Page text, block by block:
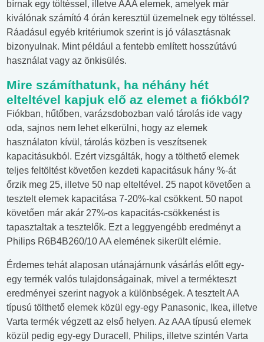
bírnak egy töltéssel, illetve AAA elemek, amelyek már
kiválónak számító 4 órán keresztül üzemelnek egy töltéssel.
Ráadásul egyéb kritériumok szerint is jó választásnak
bizonyulnak. Mint például a fentebb említett hosszútávú
használat vagy az önkisülés.
Mire számíthatunk, ha néhány hét
elteltével kapjuk elő az elemet a fiókból?
Fiókban, hűtőben, varázsdobozban való tárolás ide vagy
oda, sajnos nem lehet elkerülni, hogy az elemek
használaton kívül, tárolás közben is veszítsenek
kapacitásukból. Ezért vizsgálták, hogy a tölthető elemek
teljes feltöltést követően kezdeti kapacitásuk hány %-át
őrzik meg 25, illetve 50 nap elteltével. 25 napot követően a
tesztelt elemek kapacitása 7-20%-kal csökkent. 50 napot
követően már akár 27%-os kapacitás-csökkenést is
tapasztaltak a tesztelők. Ezt a leggyengébb eredményt a
Philips R6B4B260/10 AA elemének sikerült elérnie.
Érdemes tehát alaposan utánajárnunk vásárlás előtt egy-
egy termék valós tulajdonságainak, mivel a termékteszt
eredményei szerint nagyok a különbségek. A tesztelt AA
típusú tölthető elemek közül egy-egy Panasonic, Ikea, illetve
Varta termék végzett az első helyen. Az AAA típusú elemek
közül pedig egy-egy Duracell, Philips, illetve szintén Varta